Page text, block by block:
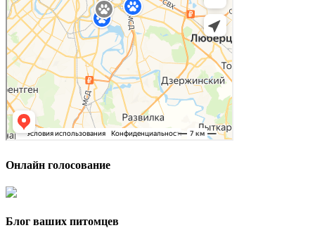
Онлайн голосование
Блог ваших питомцев